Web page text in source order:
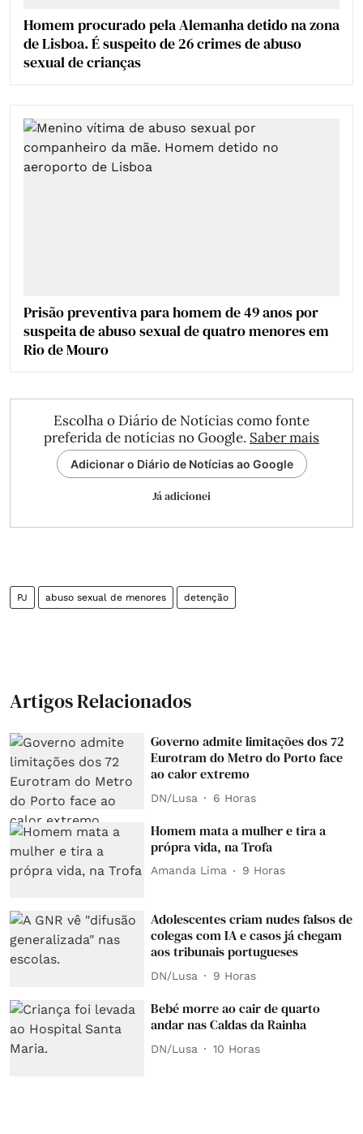
Homem procurado pela Alemanha detido na zona
de Lisboa. É suspeito de 26 crimes de abuso
sexual de crianças
Prisão preventiva para homem de 49 anos por
suspeita de abuso sexual de quatro menores em
Rio de Mouro
Escolha o Diário de Notícias como fonte
preferida de notícias no Google. Saber mais
Adicionar o Diário de Notícias ao Google
Já adicionei
PJ abuso sexual de menores detenção
Artigos Relacionados
Governo admite limitações dos 72
Eurotram do Metro do Porto face
ao calor extremo
DN/Lusa 6 Horas
Homem mata a mulher e tira a
própra vida, na Trofa
Amanda Lima 9 Horas
Adolescentes criam nudes falsos de
colegas com IA e casos já chegam
aos tribunais portugueses
DN/Lusa 9 Horas
Bebé morre ao cair de quarto
andar nas Caldas da Rainha
DN/Lusa 10 Horas